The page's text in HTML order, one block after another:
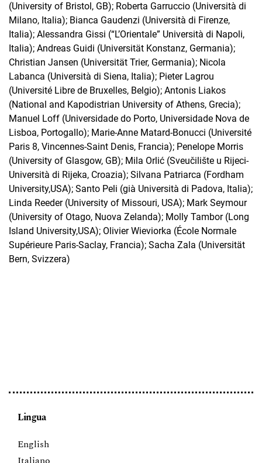
(University of Bristol, GB); Roberta Garruccio (Università di
Milano, Italia); Bianca Gaudenzi (Università di Firenze,
Italia); Alessandra Gissi (“L’Orientale” Università di Napoli,
Italia); Andreas Guidi (Universität Konstanz, Germania);
Christian Jansen (Universität Trier, Germania); Nicola
Labanca (Università di Siena, Italia); Pieter Lagrou
(Université Libre de Bruxelles, Belgio); Antonis Liakos
(National and Kapodistrian University of Athens, Grecia);
Manuel Loff (Universidade do Porto, Universidade Nova de
Lisboa, Portogallo); Marie-Anne Matard-Bonucci (Université
Paris 8, Vincennes-Saint Denis, Francia); Penelope Morris
(University of Glasgow, GB); Mila Orlić (Sveučilište u Rijeci-
Università di Rijeka, Croazia); Silvana Patriarca (Fordham
University,USA); Santo Peli (già Università di Padova, Italia);
Linda Reeder (University of Missouri, USA); Mark Seymour
(University of Otago, Nuova Zelanda); Molly Tambor (Long
Island University,USA); Olivier Wieviorka (École Normale
Supérieure Paris-Saclay, Francia); Sacha Zala (Universität
Bern, Svizzera)
Lingua
English